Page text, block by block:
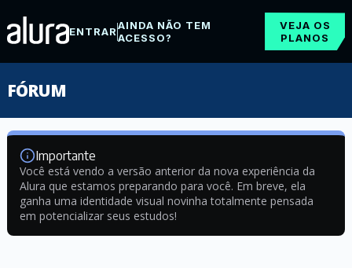
ENTRARAINDA NÃO TEM
ACESSO?
VEJA OS
PLANOS
FÓRUM
Importante
Você está vendo a versão anterior da nova experiência da
Alura que estamos preparando para você. Em breve, ela
ganha uma identidade visual novinha totalmente pensada
em potencializar seus estudos!